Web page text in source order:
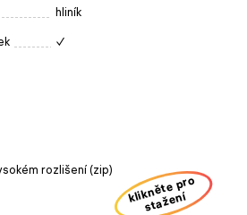
hliník
✓
rozlišení (zip)
klikněte pro
stažení